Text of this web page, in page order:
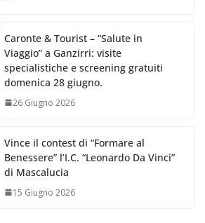
Caronte & Tourist – “Salute in
Viaggio” a Ganzirri: visite
specialistiche e screening gratuiti
domenica 28 giugno.
26 Giugno 2026
Vince il contest di “Formare al
Benessere” l’I.C. “Leonardo Da Vinci”
di Mascalucia
15 Giugno 2026